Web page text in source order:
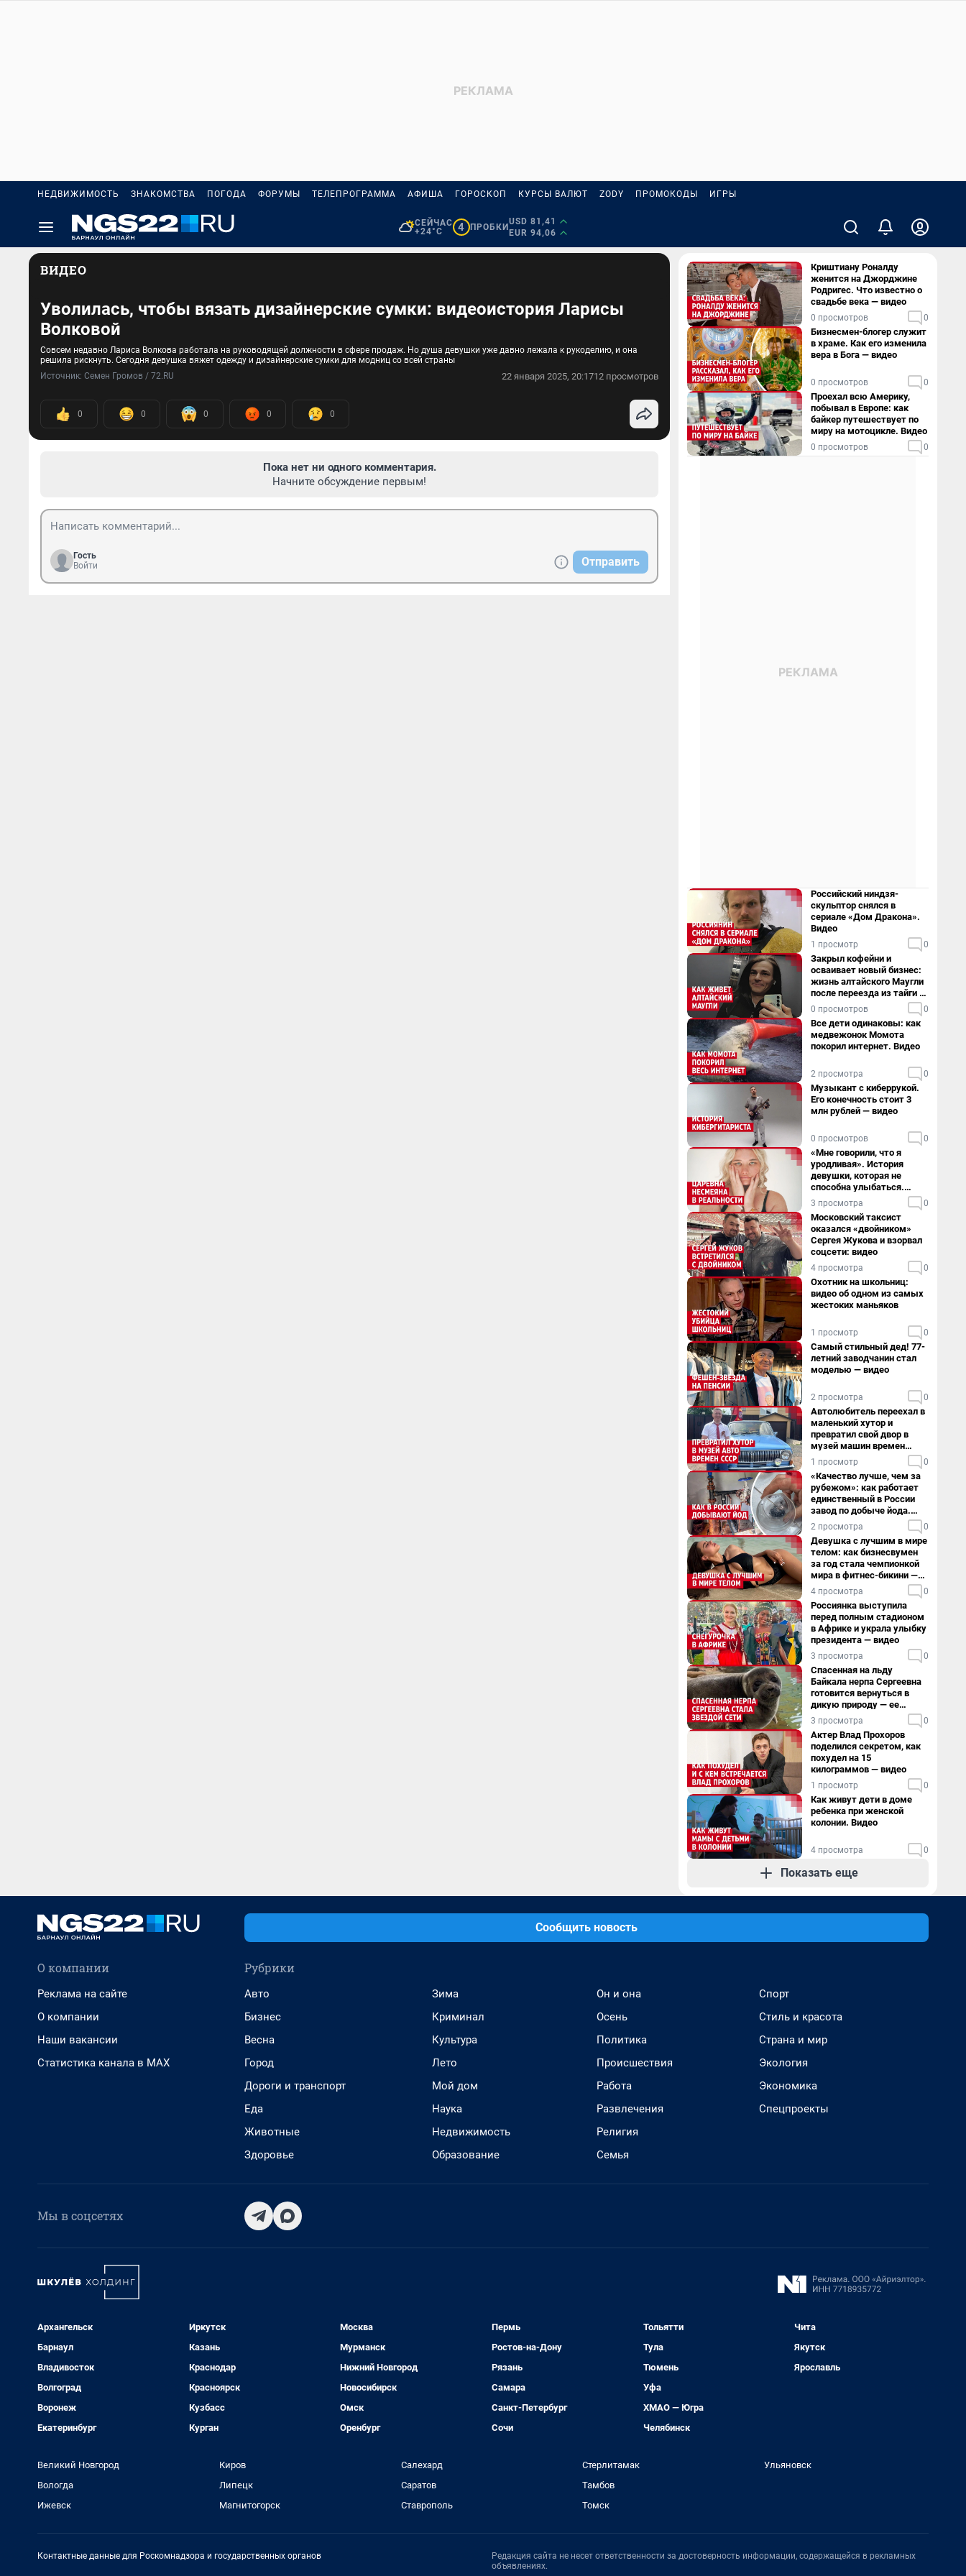
НЕДВИЖИМОСТЬ ЗНАКОМСТВА ПОГОДА ФОРУМЫ ТЕЛЕПРОГРАММА АФИША ГОРОСКОП КУРСЫ ВАЛЮТ ZODY ПРОМОКОДЫ ИГРЫ
СЕЙЧАС
+24°C
4 ПРОБКИ
USD 81,41
EUR 94,06
ВИДЕО
Уволилась, чтобы вязать дизайнерские сумки: видеоистория Ларисы
Волковой
Совсем недавно Лариса Волкова работала на руководящей должности в сфере продаж. Но душа девушки уже давно лежала к рукоделию, и она
решила рискнуть. Сегодня девушка вяжет одежду и дизайнерские сумки для модниц со всей страны
Источник: Семен Громов / 72.RU 22 января 2025, 20:1712 просмотров
0 0 0 0 0
Пока нет ни одного комментария.
Начните обсуждение первым!
Гость
Войти
Отправить
Криштиану Роналду
женится на Джорджине
Родригес. Что известно о
свадьбе века — видео
0 просмотров 0
Бизнесмен-блогер служит
в храме. Как его изменила
вера в Бога — видео
0 просмотров 0
Проехал всю Америку,
побывал в Европе: как
байкер путешествует по
миру на мотоцикле. Видео
0 просмотров 0
Российский ниндзя-
скульптор снялся в
сериале «Дом Дракона».
Видео
1 просмотр 0
Закрыл кофейни и
осваивает новый бизнес:
жизнь алтайского Маугли
после переезда из тайги в
столицу
0 просмотров 0
Все дети одинаковы: как
медвежонок Момота
покорил интернет. Видео
2 просмотра 0
Музыкант с киберрукой.
Его конечность стоит 3
млн рублей — видео
0 просмотров 0
«Мне говорили, что я
уродливая». История
девушки, которая не
способна улыбаться.
Видео
3 просмотра 0
Московский таксист
оказался «двойником»
Сергея Жукова и взорвал
соцсети: видео
4 просмотра 0
Охотник на школьниц:
видео об одном из самых
жестоких маньяков
1 просмотр 0
Самый стильный дед! 77-
летний заводчанин стал
моделью — видео
2 просмотра 0
Автолюбитель переехал в
маленький хутор и
превратил свой двор в
музей машин времен
СССР. Видео
1 просмотр 0
«Качество лучше, чем за
рубежом»: как работает
единственный в России
завод по добыче йода.
Видео
2 просмотра 0
Девушка с лучшим в мире
телом: как бизнесвумен
за год стала чемпионкой
мира в фитнес-бикини —
видео
4 просмотра 0
Россиянка выступила
перед полным стадионом
в Африке и украла улыбку
президента — видео
3 просмотра 0
Спасенная на льду
Байкала нерпа Сергеевна
готовится вернуться в
дикую природу — ее
видеоистория
3 просмотра 0
Актер Влад Прохоров
поделился секретом, как
похудел на 15
килограммов — видео
1 просмотр 0
Как живут дети в доме
ребенка при женской
колонии. Видео
4 просмотра 0
Показать еще
Сообщить новость
О компании
Реклама на сайте
О компании
Наши вакансии
Статистика канала в MAX
Рубрики
Авто
Бизнес
Весна
Город
Дороги и транспорт
Еда
Животные
Здоровье
Зима
Криминал
Культура
Лето
Мой дом
Наука
Недвижимость
Образование
Он и она
Осень
Политика
Происшествия
Работа
Развлечения
Религия
Семья
Спорт
Стиль и красота
Страна и мир
Экология
Экономика
Спецпроекты
Мы в соцсетях
Архангельск
Барнаул
Владивосток
Волгоград
Воронеж
Екатеринбург
Иркутск
Казань
Краснодар
Красноярск
Кузбасс
Курган
Москва
Мурманск
Нижний Новгород
Новосибирск
Омск
Оренбург
Пермь
Ростов-на-Дону
Рязань
Самара
Санкт-Петербург
Сочи
Тольятти
Тула
Тюмень
Уфа
ХМАО — Югра
Челябинск
Чита
Якутск
Ярославль
Великий Новгород
Вологда
Ижевск
Киров
Липецк
Магнитогорск
Салехард
Саратов
Ставрополь
Стерлитамак
Тамбов
Томск
Ульяновск
Контактные данные для Роскомнадзора и государственных органов
Редакция сайта не несет ответственности за достоверность информации, содержащейся в рекламных
объявлениях.